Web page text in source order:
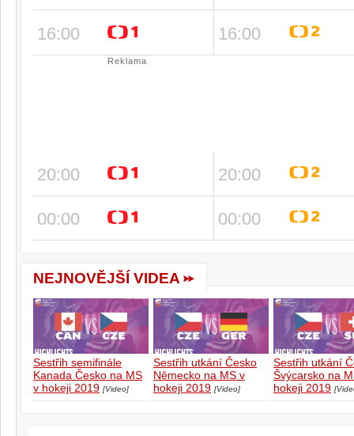
16:00 16:00
Reklama
20:00 20:00
00:00 00:00
NEJNOVĚJŠÍ VIDEA
Sestřih semifinále
Kanada Česko na MS
v hokeji 2019 [Video]
Sestřih utkání Česko
Německo na MS v
hokeji 2019 [Video]
Sestřih utkání
Švýcarsko na
hokeji 2019